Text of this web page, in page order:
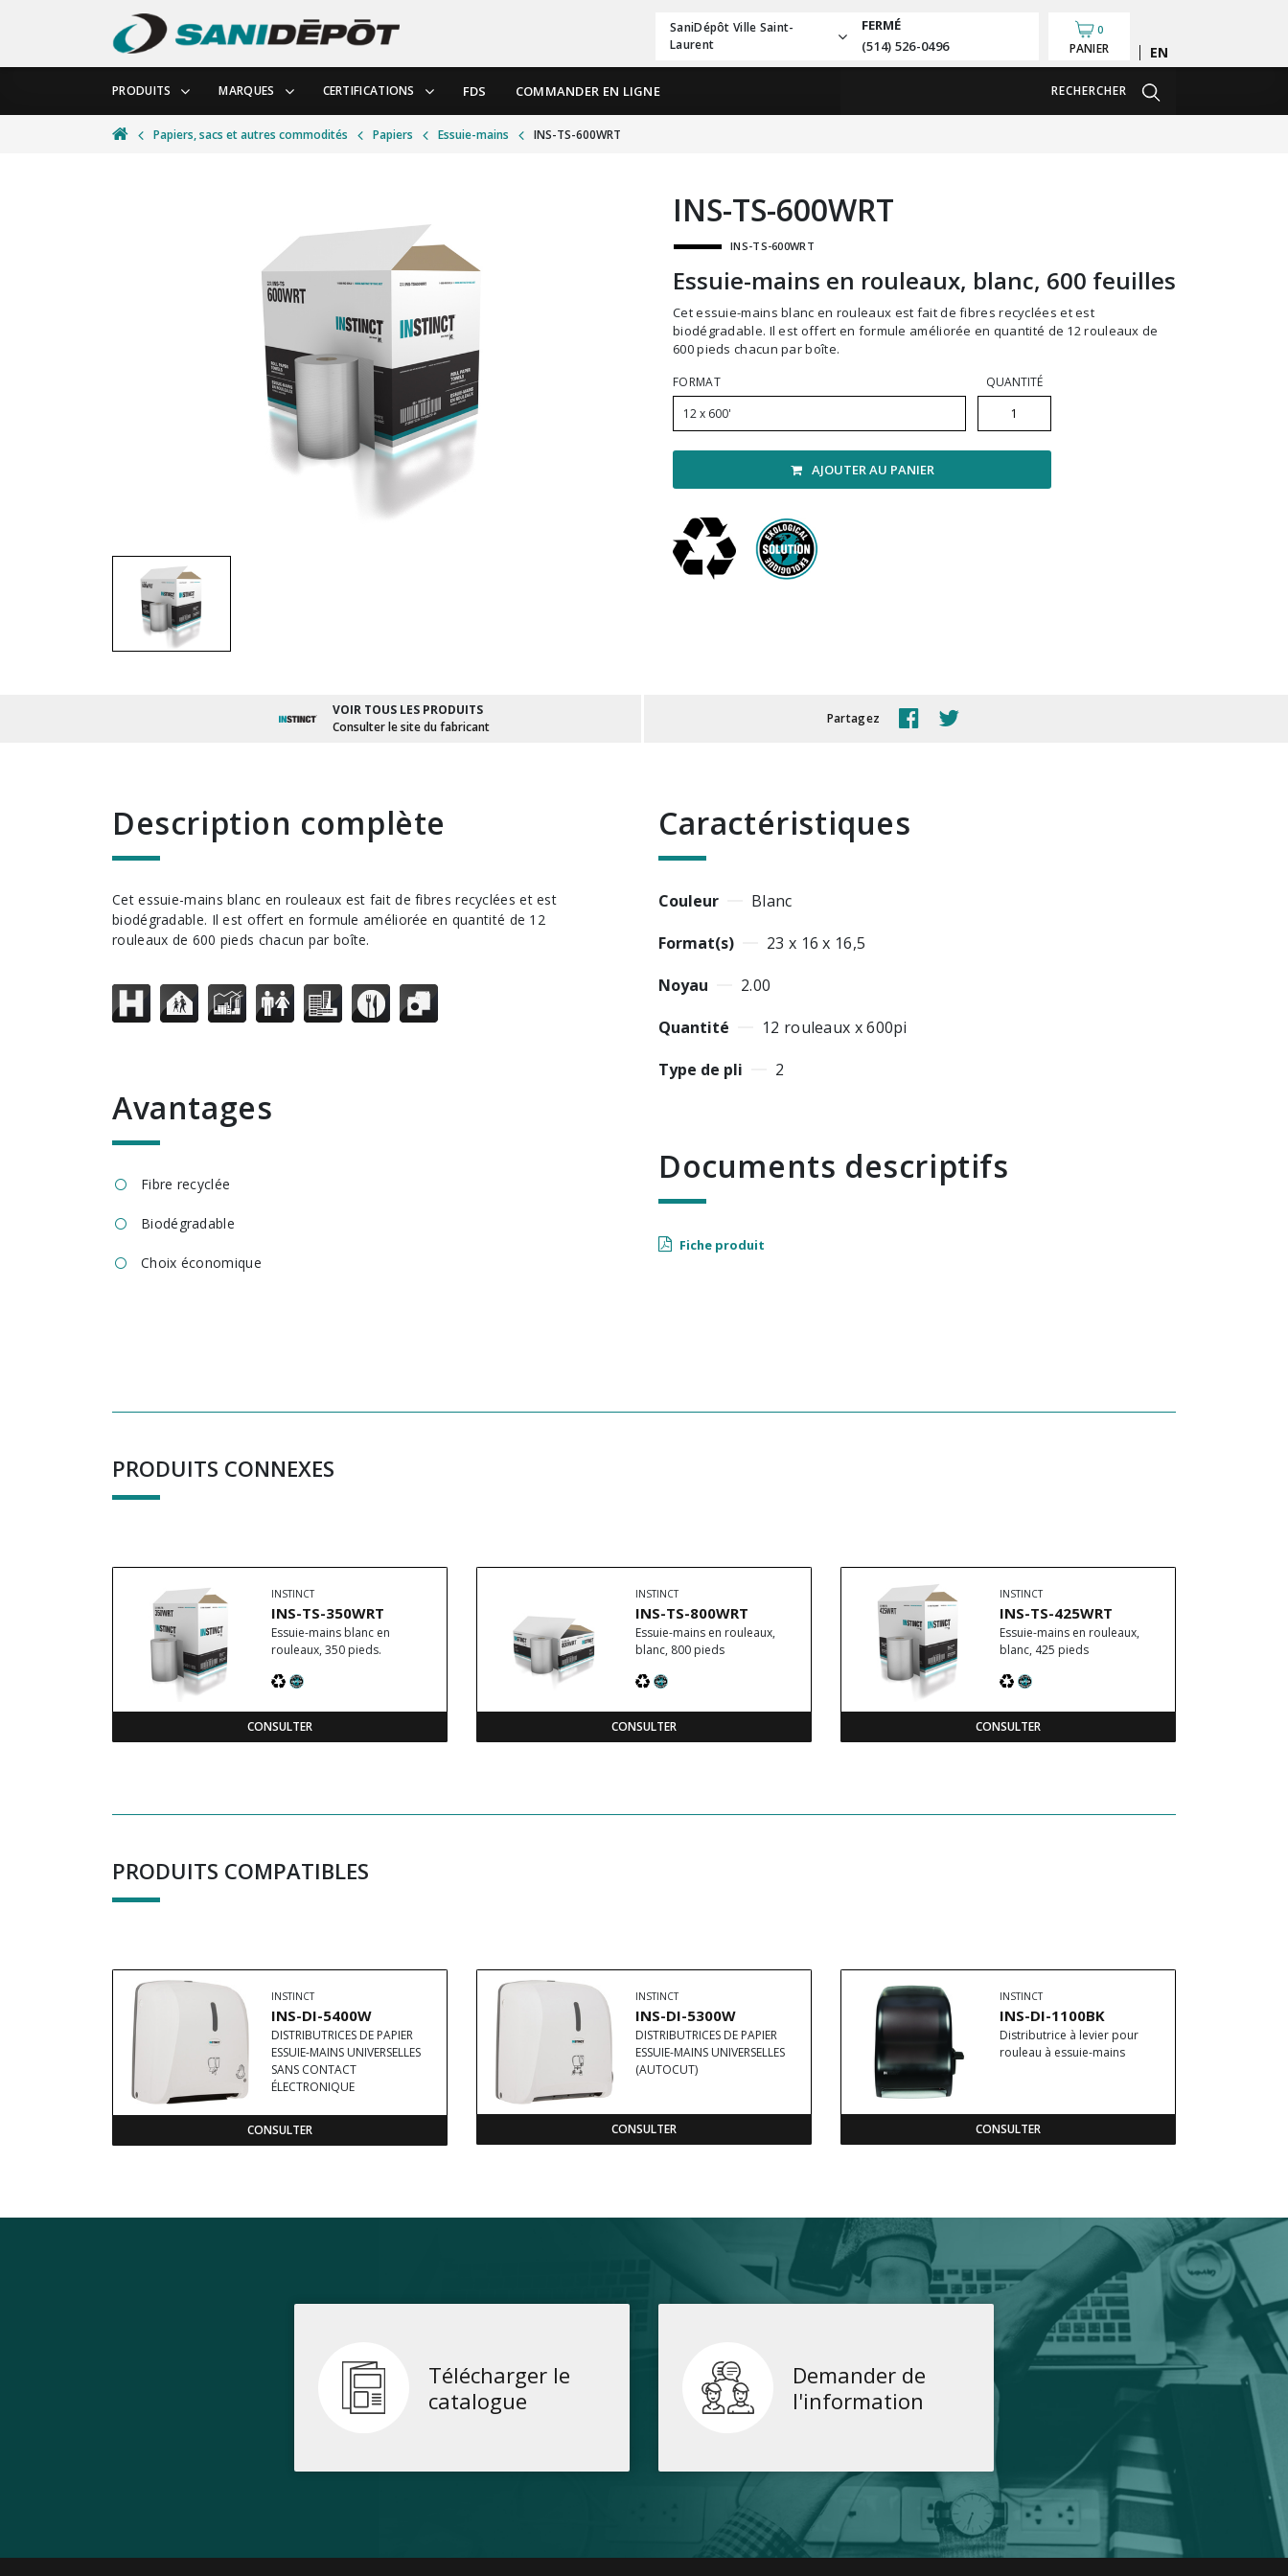
SaniDépôt Ville Saint-
Laurent
FERMÉ
(514) 526-0496
0
PANIER English
PRODUITS MARQUES CERTIFICATIONS FDS COMMANDER EN LIGNE RECHERCHER
Papiers, sacs et autres commodités Papiers Essuie-mains INS-TS-600WRT
INS-TS-600WRT
INS-TS-600WRT
Essuie-mains en rouleaux, blanc, 600 feuilles
Cet essuie-mains blanc en rouleaux est fait de fibres recyclées et est
biodégradable. Il est offert en formule améliorée en quantité de 12 rouleaux de
600 pieds chacun par boîte.
FORMAT
12 x 600'
QUANTITÉ
AJOUTER AU PANIER
VOIR TOUS LES PRODUITS
Consulter le site du fabricant
Partagez
description complète
Cet essuie-mains blanc en rouleaux est fait de fibres recyclées et est
biodégradable. Il est offert en formule améliorée en quantité de 12
rouleaux de 600 pieds chacun par boîte.
avantages
Fibre recyclée
Biodégradable
Choix économique
Caractéristiques
Couleur
Blanc
Format(s)
23 x 16 x 16,5
Noyau
2.00
Quantité
12 rouleaux x 600pi
Type de pli
2
Documents descriptifs
Fiche produit
PRODUITS CONNEXES
INSTINCT
INS-TS-350WRT
Essuie-mains blanc en
rouleaux, 350 pieds.
CONSULTER
INSTINCT
INS-TS-800WRT
Essuie-mains en rouleaux,
blanc, 800 pieds
CONSULTER
INSTINCT
INS-TS-425WRT
Essuie-mains en rouleaux,
blanc, 425 pieds
CONSULTER
PRODUITS COMPATIBLES
INSTINCT
INS-DI-5400W
DISTRIBUTRICES DE PAPIER
ESSUIE-MAINS UNIVERSELLES
SANS CONTACT
ÉLECTRONIQUE
CONSULTER
INSTINCT
INS-DI-5300W
DISTRIBUTRICES DE PAPIER
ESSUIE-MAINS UNIVERSELLES
(AUTOCUT)
CONSULTER
INSTINCT
INS-DI-1100BK
Distributrice à levier pour
rouleau à essuie-mains
CONSULTER
Télécharger le
catalogue
Demander de
l'information